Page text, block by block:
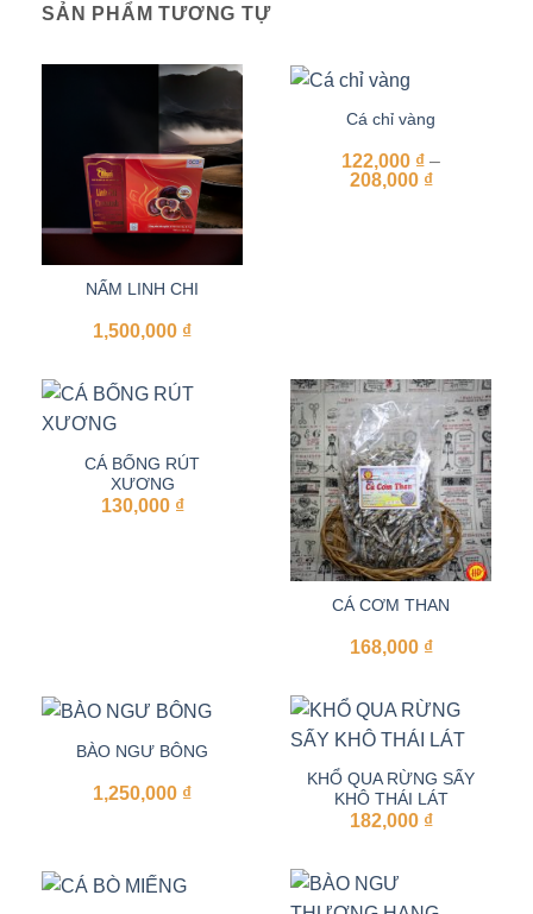
SẢN PHẨM TƯƠNG TỰ
NẤM LINH CHI
1,500,000 ₫
Cá chỉ vàng
122,000 ₫ –
208,000 ₫Khoảng
CÁ BỐNG RÚT
XƯƠNG
130,000 ₫
CÁ CƠM THAN
168,000 ₫
BÀO NGƯ BÔNG
1,250,000 ₫
KHỔ QUA RỪNG SẤY
KHÔ THÁI LÁT
182,000 ₫